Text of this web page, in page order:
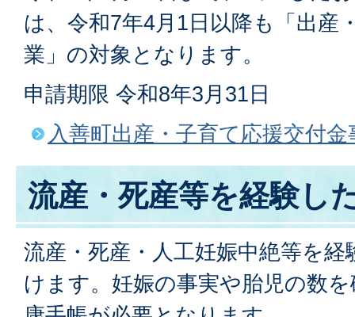
は、令和7年4月1日以降も「出産
業」の対象となります。
申請期限 令和8年3月31日
入善町出産・子育て応援交付金
流産・死産等を経験し
流産・死産・人工妊娠中絶等を
けます。妊娠の事実や胎児の数